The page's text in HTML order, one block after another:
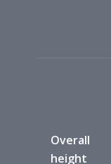
Overall
height